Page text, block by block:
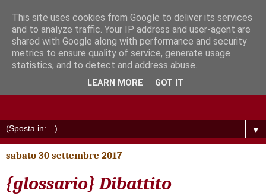
▼
sabato 30 settembre 2017
{glossario} Dibattito
This site uses cookies from Google to deliver its services
and to analyze traffic. Your IP address and user-agent are
shared with Google along with performance and security
metrics to ensure quality of service, generate usage
statistics, and to detect and address abuse.
LEARN MORE GOT IT